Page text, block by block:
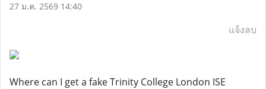
27 ม.ค. 2569 14:40
แจ้งลบ
Where can I get a fake Trinity College London ISE